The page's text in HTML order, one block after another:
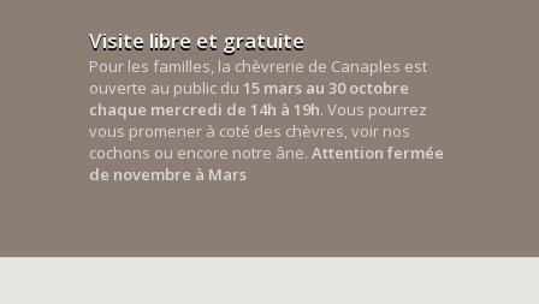
Visite libre et gratuite
Pour les familles, la chèvrerie de Canaples est
ouverte au public du 15 mars au 30 octobre
chaque mercredi de 14h à 19h. Vous pourrez
vous promener à coté des chèvres, voir nos
cochons ou encore notre âne. Attention fermée
de novembre à Mars